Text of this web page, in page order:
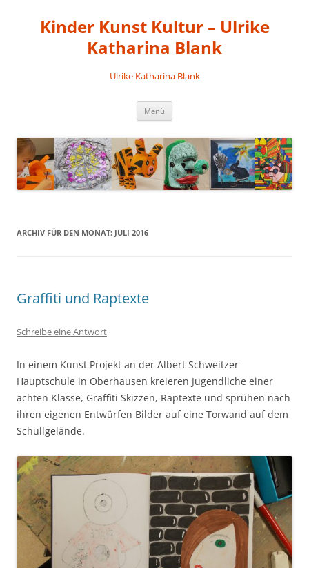
Kinder Kunst Kultur – Ulrike
Katharina Blank
Ulrike Katharina Blank
Menü
ARCHIV FÜR DEN MONAT: JULI 2016
Graffiti und Raptexte
Schreibe eine Antwort
In einem Kunst Projekt an der Albert Schweitzer
Hauptschule in Oberhausen kreieren Jugendliche einer
achten Klasse, Graffiti Skizzen, Raptexte und sprühen nach
ihren eigenen Entwürfen Bilder auf eine Torwand auf dem
Schullgelände.